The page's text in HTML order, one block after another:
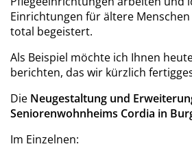
Einrichtungen für ältere
total begeistert.
Als Beispiel möchte ich Ihnen
berichten, das wir kürzlich
Die Neugestaltung und
Seniorenwohnheims Cordia in
Im Einzelnen: